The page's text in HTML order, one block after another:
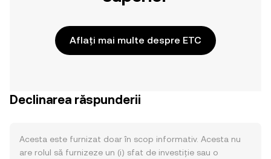
Aflați mai multe despre ETC
Declinarea răspunderii
Acesta este furnizat doar în scop informativ. Acesta nu
are rolul să furnizeze un (i) sfat de investiție sau o